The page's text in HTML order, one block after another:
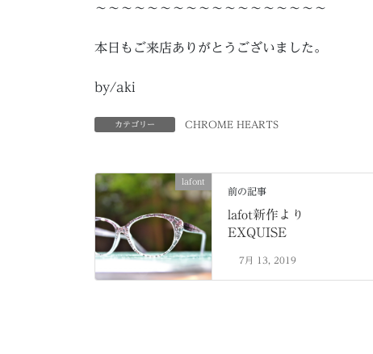
～～～～～～～～～～～～～～～～～～
本日もご来店ありがとうございました。
by/aki
カテゴリー CHROME HEARTS
lafont
前の記事
lafot新作より
EXQUISE
7月 13, 2019